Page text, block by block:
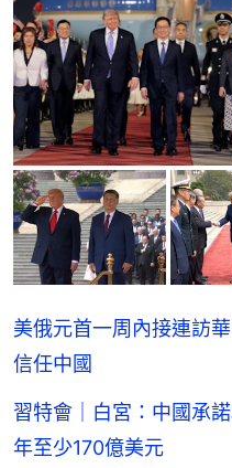
美俄元首一周內接連訪
信任中國
習特會｜白宮：中國承
年至少170億美元